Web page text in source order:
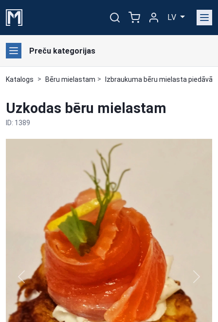
LV
Preču kategorijas
Katalogs Bēru mielastam Izbraukuma bēru mielasta
Previous Next
Uzkodas bēru mielastam
ID: 1389